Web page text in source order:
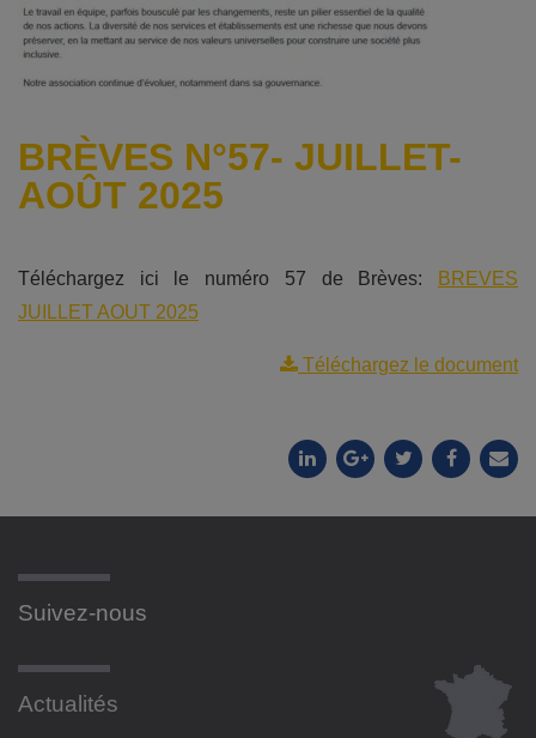
BRÈVES N°57- JUILLET-
AOÛT 2025
Téléchargez ici le numéro 57 de Brèves:
BREVES
JUILLET AOUT 2025
Téléchargez le document
Suivez-nous
Actualités